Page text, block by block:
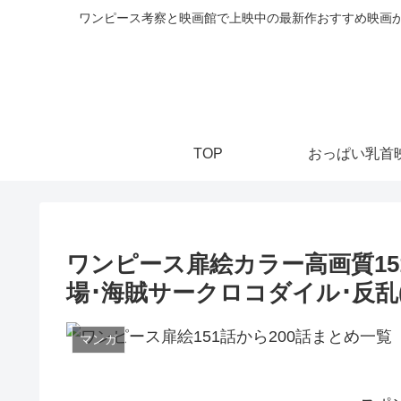
ワンピース考察と映画館で上映中の最新作おすすめ映
TOP おっぱい乳首
ワンピース扉絵カラー高画質
場･海賊サークロコダイル･反
マンガ